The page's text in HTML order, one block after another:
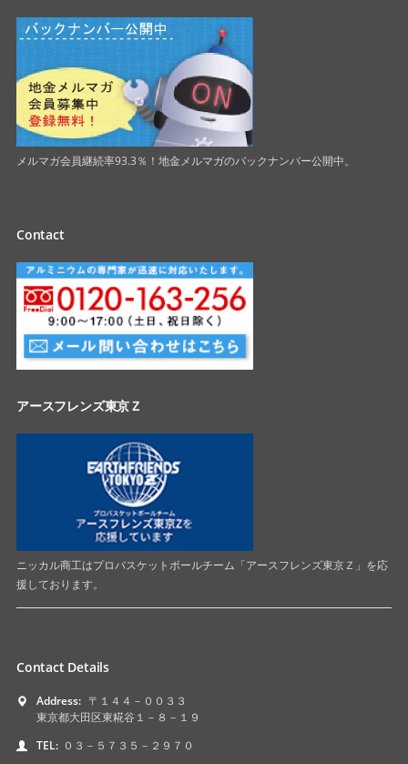
メルマガ会員継続率93.3％！地金メルマガのバックナンバー公開中。
Contact
アースフレンズ東京Ｚ
ニッカル商工はプロバスケットボールチーム「アースフレンズ東京Ｚ」を応
援しております。
Contact Details
Address: 〒１４４－００３３
東京都大田区東糀谷１－８－１９
TEL: ０３－５７３５－２９７０